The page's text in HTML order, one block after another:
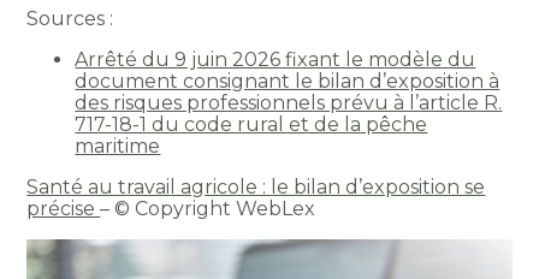
Sources :
Arrêté du 9 juin 2026 fixant le modèle du
document consignant le bilan d’exposition à
des risques professionnels prévu à l’article R.
717-18-1 du code rural et de la pêche
maritime
Santé au travail agricole : le bilan d’exposition se
précise– © Copyright WebLex